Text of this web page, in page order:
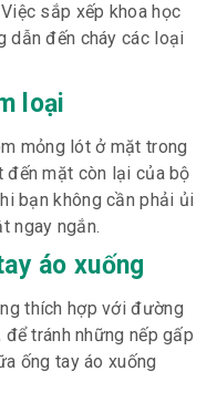
sắp xếp khoa học
dẫn đến cháy các loại
loại
mỏng lót ở mặt trong
đến mặt còn lại của bộ
bạn không cần phải ủi
ngay ngắn.
áo xuống
thích hợp với đường
tránh những nếp gấp
ống tay áo xuống